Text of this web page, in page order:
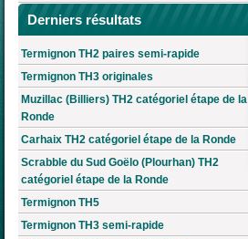
Derniers résultats
Termignon TH2 paires semi-rapide
Termignon TH3 originales
Muzillac (Billiers) TH2 catégoriel étape de la
Ronde
Carhaix TH2 catégoriel étape de la Ronde
Scrabble du Sud Goëlo (Plourhan) TH2
catégoriel étape de la Ronde
Termignon TH5
Termignon TH3 semi-rapide